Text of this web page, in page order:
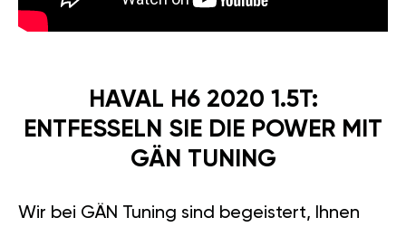
HAVAL H6 2020 1.5T:
ENTFESSELN SIE DIE POWER MIT
GÄN TUNING
Wir bei GÄN Tuning sind begeistert, Ihnen